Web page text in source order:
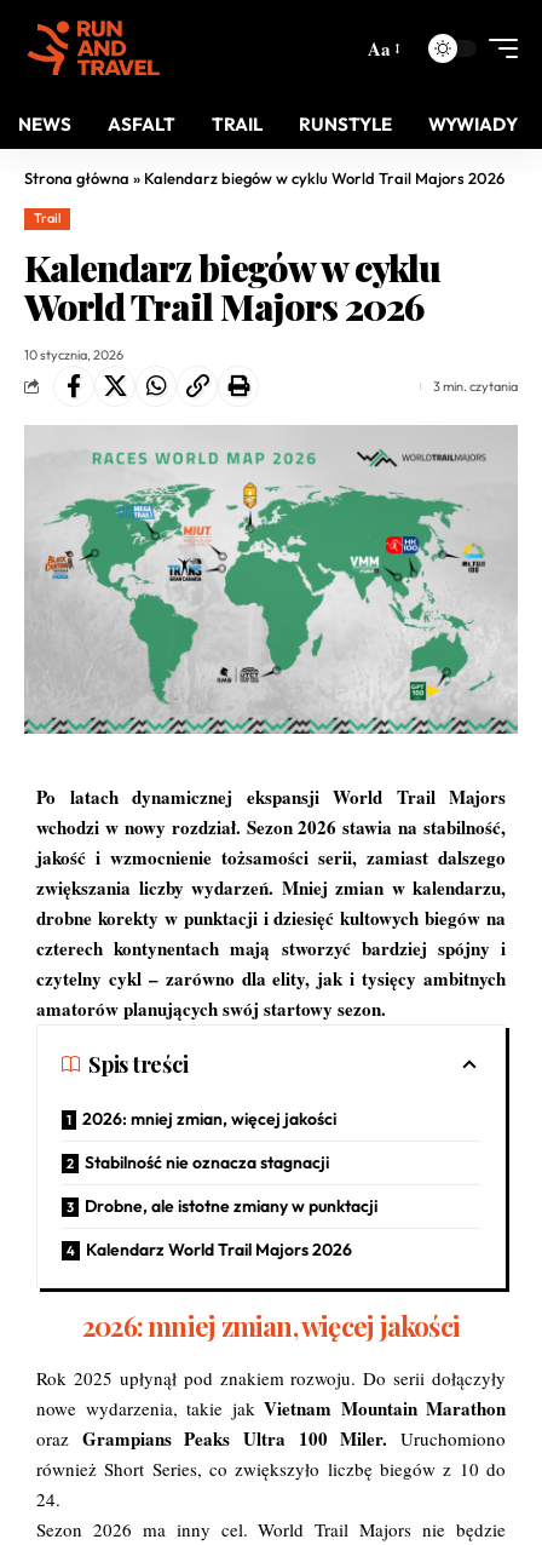
Aa
NEWS ASFALT TRAIL RUNSTYLE WYWIADY
Strona główna » Kalendarz biegów w cyklu World Trail Majors 2026
Trail
Kalendarz biegów w cyklu
World Trail Majors 2026
10 stycznia, 2026
3 min. czytania
Po latach dynamicznej ekspansji World Trail Majors
wchodzi w nowy rozdział. Sezon 2026 stawia na stabilność,
jakość i wzmocnienie tożsamości serii, zamiast dalszego
zwiększania liczby wydarzeń. Mniej zmian w kalendarzu,
drobne korekty w punktacji i dziesięć kultowych biegów na
czterech kontynentach mają stworzyć bardziej spójny i
czytelny cykl – zarówno dla elity, jak i tysięcy ambitnych
amatorów planujących swój startowy sezon.
Spis treści
2026: mniej zmian, więcej jakości
Stabilność nie oznacza stagnacji
Drobne, ale istotne zmiany w punktacji
Kalendarz World Trail Majors 2026
2026: mniej zmian, więcej jakości
Rok 2025 upłynął pod znakiem rozwoju. Do serii dołączyły
nowe wydarzenia, takie jak Vietnam Mountain Marathon
oraz Grampians Peaks Ultra 100 Miler.Uruchomiono
również Short Series, co zwiększyło liczbę biegów z 10 do
24.
Sezon 2026 ma inny cel. World Trail Majors nie będzie